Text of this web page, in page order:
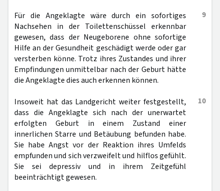
9
Für die Angeklagte wäre durch ein sofortiges
Nachsehen in der Toilettenschüssel erkennbar
gewesen, dass der Neugeborene ohne sofortige
Hilfe an der Gesundheit geschädigt werde oder gar
versterben könne. Trotz ihres Zustandes und ihrer
Empfindungen unmittelbar nach der Geburt hätte
die Angeklagte dies auch erkennen können.
10
Insoweit hat das Landgericht weiter festgestellt,
dass die Angeklagte sich nach der unerwartet
erfolgten Geburt in einem Zustand einer
innerlichen Starre und Betäubung befunden habe.
Sie habe Angst vor der Reaktion ihres Umfelds
empfunden und sich verzweifelt und hilflos gefühlt.
Sie sei depressiv und in ihrem Zeitgefühl
beeinträchtigt gewesen.